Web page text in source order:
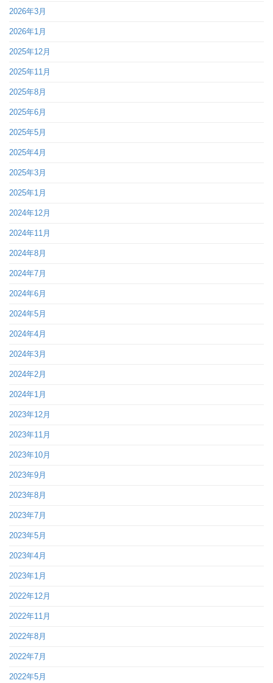
2026年3月
2026年1月
2025年12月
2025年11月
2025年8月
2025年6月
2025年5月
2025年4月
2025年3月
2025年1月
2024年12月
2024年11月
2024年8月
2024年7月
2024年6月
2024年5月
2024年4月
2024年3月
2024年2月
2024年1月
2023年12月
2023年11月
2023年10月
2023年9月
2023年8月
2023年7月
2023年5月
2023年4月
2023年1月
2022年12月
2022年11月
2022年8月
2022年7月
2022年5月